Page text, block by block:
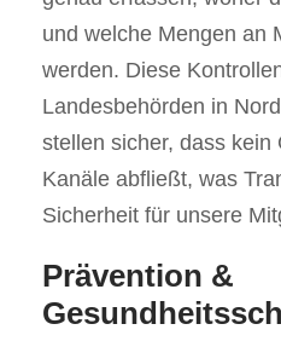
und welche Mengen an
werden. Diese
Landesbehörden in
stellen sicher, dass kein
Kanäle abfließt, was
Sicherheit für unsere
Prävention &